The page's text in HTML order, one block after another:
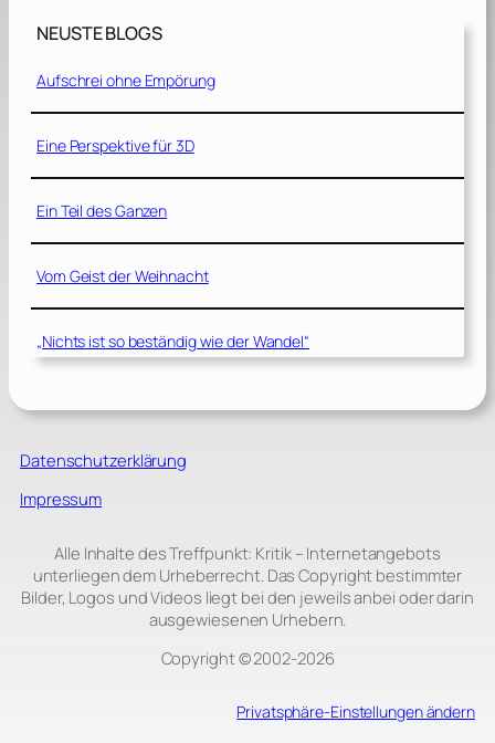
NEUSTE BLOGS
Aufschrei ohne Empörung
Eine Perspektive für 3D
Ein Teil des Ganzen
Vom Geist der Weihnacht
„Nichts ist so beständig wie der Wandel“
Datenschutzerklärung
Impressum
Alle Inhalte des Treffpunkt: Kritik – Internetangebots
unterliegen dem Urheberrecht. Das Copyright bestimmter
Bilder, Logos und Videos liegt bei den jeweils anbei oder darin
ausgewiesenen Urhebern.
Copyright © 2002‑2026
Privatsphäre-Einstellungen ändern